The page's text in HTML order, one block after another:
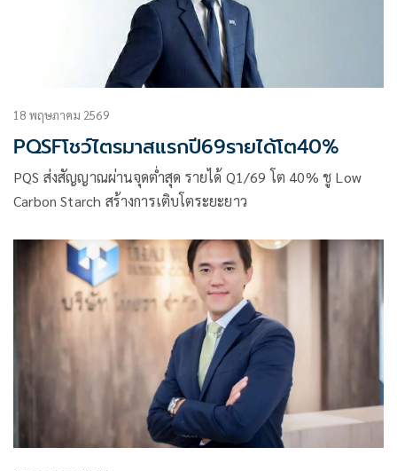
18 พฤษภาคม 2569
PQSFโชว์ไตรมาสแรกปี69รายได้โต40%
PQS ส่งสัญญาณผ่านจุดต่ำสุด รายได้ Q1/69 โต 40% ชู Low
Carbon Starch สร้างการเติบโตระยะยาว